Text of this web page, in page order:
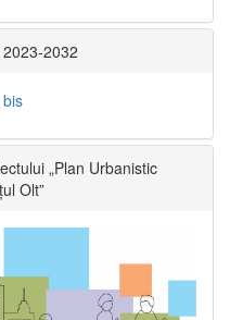
2032
„Plan Urbanistic
Olt”